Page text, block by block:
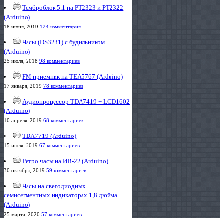
Темброблок 5.1 на PT2323 и PT2322
(Arduino)
18 июня, 2019 124 комментария
Часы (DS3231) с будильником
(Arduino)
25 июля, 2018 98 комментариев
FM приемник на TEA5767 (Arduino)
17 января, 2019 78 комментариев
Аудиопроцессор TDA7419 + LCD1602
(Arduino)
10 апреля, 2019 68 комментариев
TDA7719 (Arduino)
15 июля, 2019 67 комментариев
Ретро часы на ИВ-22 (Arduino)
30 октября, 2019 59 комментариев
Часы на светодиодных
семисегментных индикаторах 1,8 дюйма
(Arduino)
25 марта, 2020 57 комментариев